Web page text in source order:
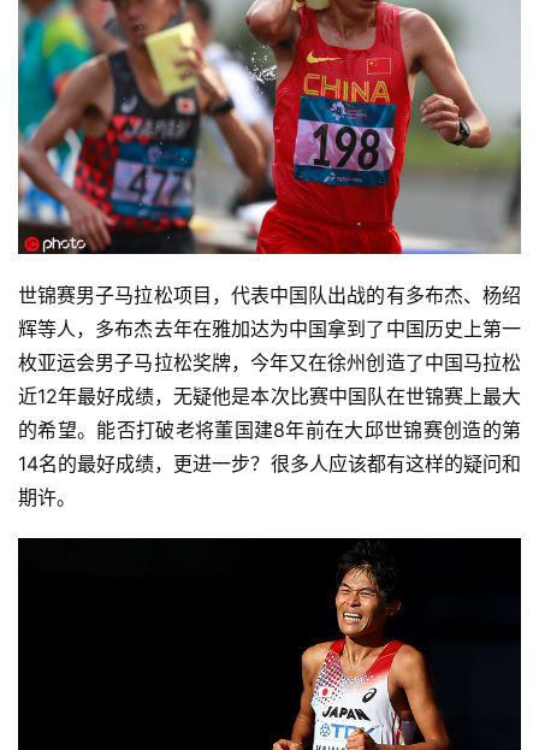
世锦赛男子马拉松项目，代表中国队出战的有多布杰、杨绍
辉等人，多布杰去年在雅加达为中国拿到了中国历史上第一
枚亚运会男子马拉松奖牌，今年又在徐州创造了中国马拉松
近12年最好成绩，无疑他是本次比赛中国队在世锦赛上最大
的希望。能否打破老将董国建8年前在大邱世锦赛创造的第
14名的最好成绩，更进一步？很多人应该都有这样的疑问和
期许。